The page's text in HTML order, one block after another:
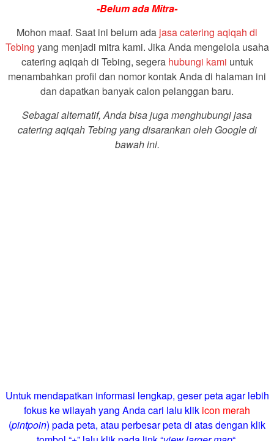
-Belum ada Mitra-
Mohon maaf. Saat ini belum ada jasa catering aqiqah di
Tebing yang menjadi mitra kami. Jika Anda mengelola usaha
catering aqiqah di Tebing, segera hubungi kami untuk
menambahkan profil dan nomor kontak Anda di halaman ini
dan dapatkan banyak calon pelanggan baru.
Sebagai alternatif, Anda bisa juga menghubungi jasa
catering aqiqah Tebing yang disarankan oleh Google di
bawah ini.
Untuk mendapatkan informasi lengkap, geser peta agar lebih
fokus ke wilayah yang Anda cari lalu klik icon merah
(pintpoin) pada peta, atau perbesar peta di atas dengan klik